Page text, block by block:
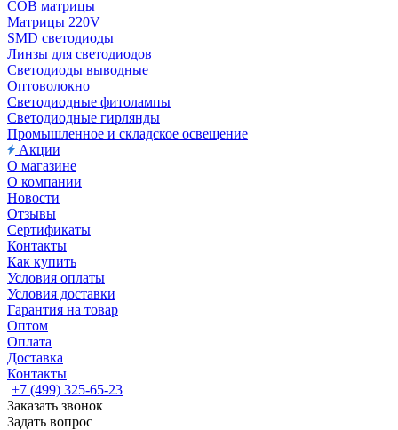
COB матрицы
Матрицы 220V
SMD светодиоды
Линзы для светодиодов
Светодиоды выводные
Оптоволокно
Светодиодные фитолампы
Светодиодные гирлянды
Промышленное и складское освещение
Акции
О магазине
О компании
Новости
Отзывы
Сертификаты
Контакты
Как купить
Условия оплаты
Условия доставки
Гарантия на товар
Оптом
Оплата
Доставка
Контакты
+7 (499) 325-65-23
Заказать звонок
Задать вопрос